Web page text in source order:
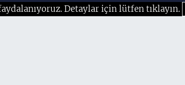
Detaylar için lütfen tıklayın.